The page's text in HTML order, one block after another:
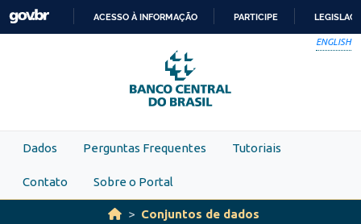
Skip to main content
PARA
O
CONTEÚDO
ACESSO À INFORMAÇÃO PARTICIPE
ENGLISH
Dados Perguntas Frequentes Tutoriais
Contato Sobre o Portal
Conjuntos de dados